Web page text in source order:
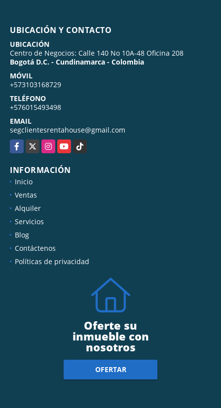
UBICACIÓN Y CONTACTO
UBICACIÓN
Centro de Negocios: Calle 140 No 10A-48 Oficina 208
Bogotá D.C. - Cundinamarca - Colombia
MÓVIL
+573103168729
TELÉFONO
+576015493498
EMAIL
segclientesrentahouse@gmail.com
Facebook
X InstagramYouTubeTikTok
INFORMACIÓN
Inicio
Ventas
Alquiler
Servicios
Blog
Contáctenos
Políticas de privacidad
Oferte su
inmueble con
nosotros
OFERTAR